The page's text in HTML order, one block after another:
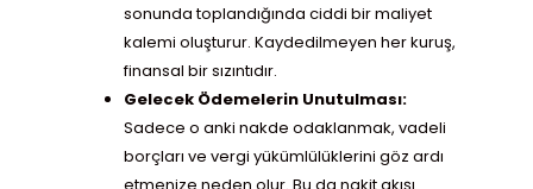
sonunda toplandığında ciddi bir maliyet
kalemi oluşturur. Kaydedilmeyen her kuruş,
finansal bir sızıntıdır.
Gelecek Ödemelerin Unutulması:
Sadece o anki nakde odaklanmak, vadeli
borçları ve vergi yükümlülüklerini göz ardı